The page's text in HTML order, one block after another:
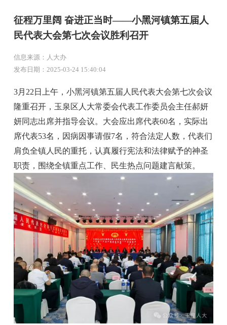
征程万里阔 奋进正当时——小黑河镇第五届人
民代表大会第七次会议胜利召开
信息来源：人大办
发布日期：2025-03-24 15:40:04
3月22日上午，小黑河镇第五届人民代表大会第七次会议
隆重召开，玉泉区人大常委会代表工作委员会主任郝妍
妍同志出席并指导会议。大会应出席代表60名，实际出
席代表53名，因病因事请假7名，符合法定人数，代表们
肩负全镇人民的重托，认真履行宪法和法律赋予的神圣
职责，围绕全镇重点工作、民生热点问题建言献策。